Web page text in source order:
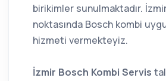
birikimler sunulmaktadır.
noktasında Bosch kombi
hizmeti vermekteyiz.
İzmir Bosch Kombi Servis